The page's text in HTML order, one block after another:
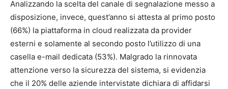
Analizzando la scelta del canale di segnalazione messo a
disposizione, invece, quest’anno si attesta al primo posto
(66%) la piattaforma in cloud realizzata da provider
esterni e solamente al secondo posto l’utilizzo di una
casella e-mail dedicata (53%). Malgrado la rinnovata
attenzione verso la sicurezza del sistema, si evidenzia
che il 20% delle aziende intervistate dichiara di affidarsi